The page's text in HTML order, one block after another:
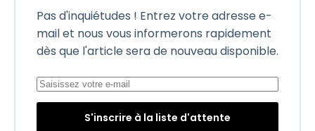
Pas d'inquiétudes ! Entrez votre adresse e-
mail et nous vous informerons rapidement
dès que l'article sera de nouveau disponible.
S'inscrire à la liste d'attente